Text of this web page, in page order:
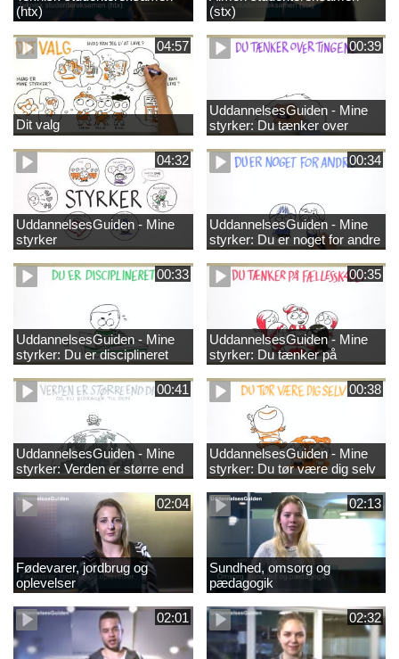
(htx)
(stx)
04:57
Dit valg
00:39
UddannelsesGuiden - Mine
styrker: Du tænker over
tingene
04:32
UddannelsesGuiden - Mine
styrker
00:34
UddannelsesGuiden - Mine
styrker: Du er noget for andre
00:33
UddannelsesGuiden - Mine
styrker: Du er disciplineret
00:35
UddannelsesGuiden - Mine
styrker: Du tænker på
fællesskabet
00:41
UddannelsesGuiden - Mine
styrker: Verden er større end
dig og du bidrager til den
00:38
UddannelsesGuiden - Mine
styrker: Du tør være dig selv
02:04
Fødevarer, jordbrug og
oplevelser
02:13
Sundhed, omsorg og
pædagogik
02:01 02:32